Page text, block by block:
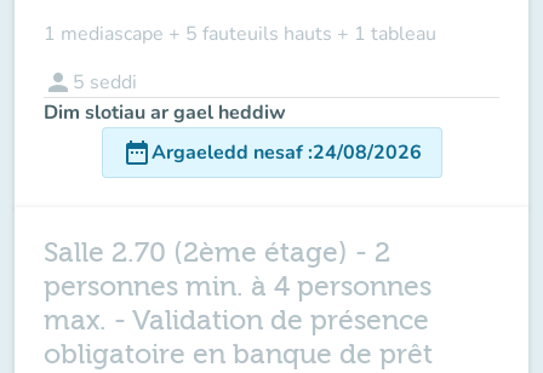
1 mediascape + 5 fauteuils hauts + 1 tableau
person 5 seddi
Dim slotiau ar gael heddiw
date_rangeArgaeledd nesaf:24/08/2026
Salle 2.70 (2ème étage) - 2
personnes min. à 4 personnes
max. - Validation de présence
obligatoire en banque de prêt